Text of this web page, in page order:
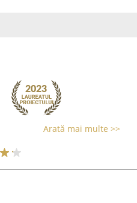
Arată mai multe >>